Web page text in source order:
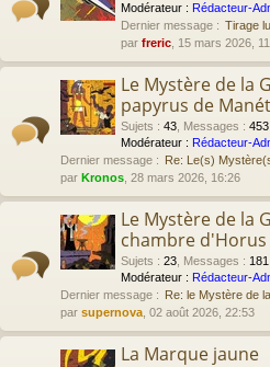
Modérateur : Rédacteur-
Dernier message : Tirage
par freric , 15 mars 2026,
Le Mystère de la
papyrus de
Sujets : 43 Messages : 453
Modérateur : Rédacteur-
Dernier message : Re: Le(s)
par Kronos , 28 mars 2026, 16:26
Le Mystère de la
chambre d'Horus
Sujets : 23 Messages : 181
Modérateur : Rédacteur-
Dernier message : Re: le Mystère de
par supernova , 02 août 2026, 22:53
La Marque jaune